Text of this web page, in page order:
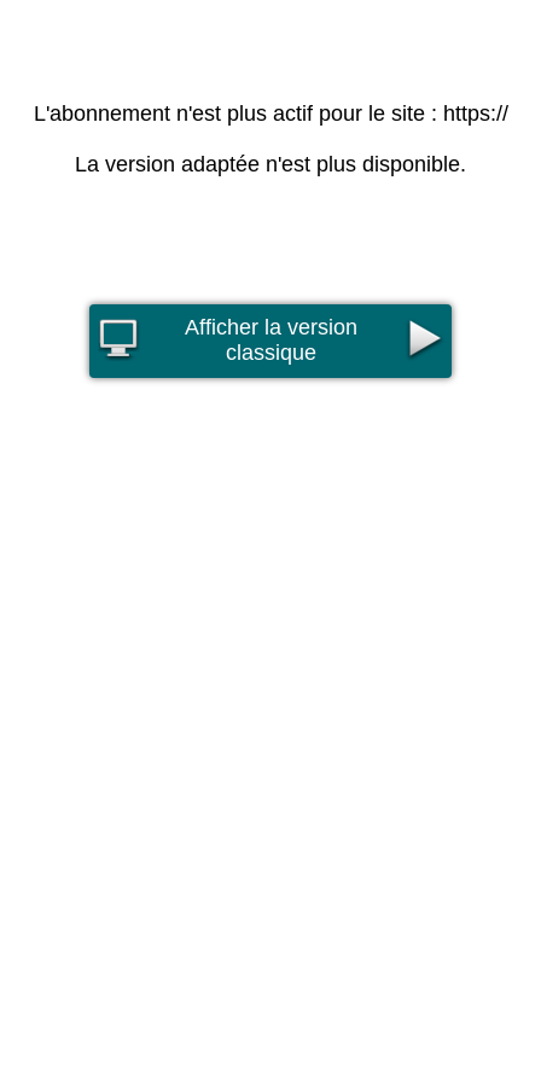
L'abonnement n'est plus actif pour le site : https://
La version adaptée n'est plus disponible.
Afficher la version
classique